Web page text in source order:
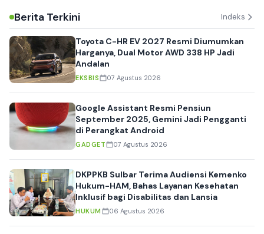
Berita Terkini Indeks
Toyota C-HR EV 2027 Resmi Diumumkan
Harganya, Dual Motor AWD 338 HP Jadi
Andalan
EKSBIS 07 Agustus 2026
Google Assistant Resmi Pensiun
September 2025, Gemini Jadi Pengganti
di Perangkat Android
GADGET 07 Agustus 2026
DKPPKB Sulbar Terima Audiensi Kemenko
Hukum-HAM, Bahas Layanan Kesehatan
Inklusif bagi Disabilitas dan Lansia
HUKUM 06 Agustus 2026